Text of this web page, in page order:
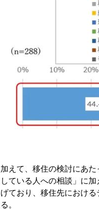
加えて、移住の検討にあ
している人への相談」に
げており、移住先におけ
る。